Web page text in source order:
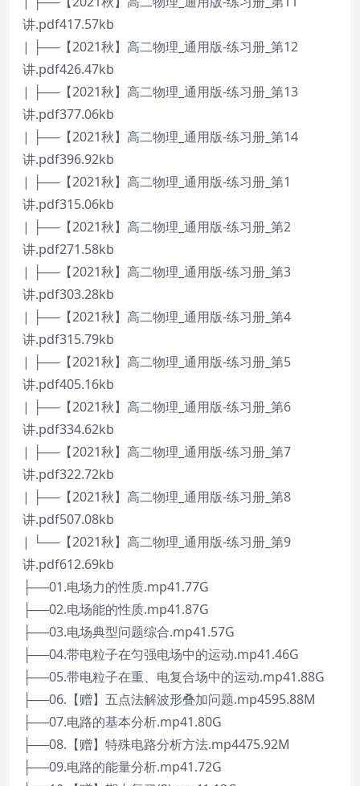
讲.pdf417.57kb
| ├──【2021秋】高二物理_通用版-练习册_第12
讲.pdf426.47kb
| ├──【2021秋】高二物理_通用版-练习册_第13
讲.pdf377.06kb
| ├──【2021秋】高二物理_通用版-练习册_第14
讲.pdf396.92kb
| ├──【2021秋】高二物理_通用版-练习册_第1
讲.pdf315.06kb
| ├──【2021秋】高二物理_通用版-练习册_第2
讲.pdf271.58kb
| ├──【2021秋】高二物理_通用版-练习册_第3
讲.pdf303.28kb
| ├──【2021秋】高二物理_通用版-练习册_第4
讲.pdf315.79kb
| ├──【2021秋】高二物理_通用版-练习册_第5
讲.pdf405.16kb
| ├──【2021秋】高二物理_通用版-练习册_第6
讲.pdf334.62kb
| ├──【2021秋】高二物理_通用版-练习册_第7
讲.pdf322.72kb
| ├──【2021秋】高二物理_通用版-练习册_第8
讲.pdf507.08kb
| └──【2021秋】高二物理_通用版-练习册_第9
讲.pdf612.69kb
├──01.电场力的性质.mp41.77G
├──02.电场能的性质.mp41.87G
├──03.电场典型问题综合.mp41.57G
├──04.带电粒子在匀强电场中的运动.mp41.46G
├──05.带电粒子在重、电复合场中的运动.mp41.88G
├──06.【赠】五点法解波形叠加问题.mp4595.88M
├──07.电路的基本分析.mp41.80G
├──08.【赠】特殊电路分析方法.mp4475.92M
├──09.电路的能量分析.mp41.72G